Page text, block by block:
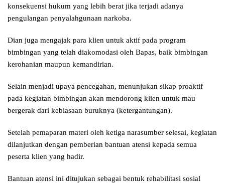
konsekuensi hukum yang lebih berat jika terjadi adanya
pengulangan penyalahgunaan narkoba.
Dian juga mengajak para klien untuk aktif pada program
bimbingan yang telah diakomodasi oleh Bapas, baik bimbingan
kerohanian maupun kemandirian.
Selain menjadi upaya pencegahan, menunjukan sikap proaktif
pada kegiatan bimbingan akan mendorong klien untuk mau
bergerak dari kebiasaan buruknya (ketergantungan).
Setelah pemaparan materi oleh ketiga narasumber selesai, kegiatan
dilanjutkan dengan pemberian bantuan atensi kepada semua
peserta klien yang hadir.
Bantuan atensi ini ditujukan sebagai bentuk rehabilitasi sosial